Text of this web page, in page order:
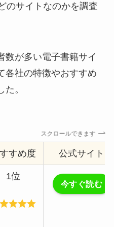
のサイトなのかを調査
数が多い電子書籍サイ
各社の特徴やおすすめ
。
スクロールできます
すめ度 公式サイト
1位
今すぐ読む